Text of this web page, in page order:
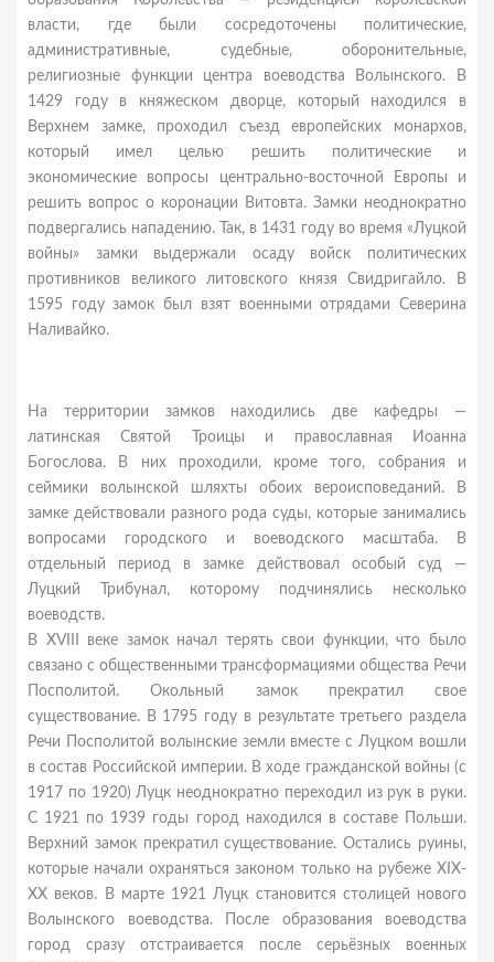
власти, где были сосредоточены политические,
административные, судебные, оборонительные,
религиозные функции центра воеводства Волынского. В
1429 году в княжеском дворце, который находился в
Верхнем замке, проходил съезд европейских монархов,
который имел целью решить политические и
экономические вопросы центрально-восточной Европы и
решить вопрос о коронации Витовта. Замки неоднократно
подвергались нападению. Так, в 1431 году во время «Луцкой
войны» замки выдержали осаду войск политических
противников великого литовского князя Свидригайло. В
1595 году замок был взят военными отрядами Северина
Наливайко.
На территории замков находились две кафедры —
латинская Святой Троицы и православная Иоанна
Богослова. В них проходили, кроме того, собрания и
сеймики волынской шляхты обоих вероисповеданий. В
замке действовали разного рода суды, которые занимались
вопросами городского и воеводского масштаба. В
отдельный период в замке действовал особый суд —
Луцкий Трибунал, которому подчинялись несколько
воеводств.
В XVIII веке замок начал терять свои функции, что было
связано с общественными трансформациями общества Речи
Посполитой. Окольный замок прекратил свое
существование. В 1795 году в результате третьего раздела
Речи Посполитой волынские земли вместе с Луцком вошли
в состав Российской империи. В ходе гражданской войны (с
1917 по 1920) Луцк неоднократно переходил из рук в руки.
С 1921 по 1939 годы город находился в составе Польши.
Верхний замок прекратил существование. Остались руины,
которые начали охраняться законом только на рубеже XIX-
XX веков. В марте 1921 Луцк становится столицей нового
Волынского воеводства. После образования воеводства
город сразу отстраивается после серьёзных военных